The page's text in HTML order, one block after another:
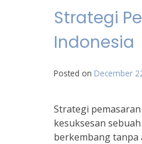
Strategi
Indonesia
Posted on December
Strategi
kesuksesan
berkembang tanpa